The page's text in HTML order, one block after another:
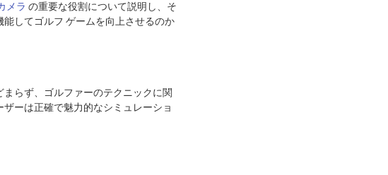
メラ の重要な役割について説明し、そ
してゴルフ ゲームを向上させるのか
らず、ゴルファーのテクニックに関
ーは正確で魅力的なシミュレーショ